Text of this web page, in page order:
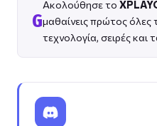
G
Ακολούθησε το
μαθαίνεις πρώτος όλες
τεχνολογία, σειρές και